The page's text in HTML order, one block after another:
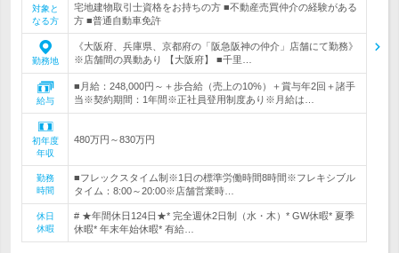
対象と
なる方
宅地建物取引士資格をお持ちの方 ■不動産売買仲介の経験がある
方 ■普通自動車免許
勤務地
《大阪府、兵庫県、京都府の「阪急阪神の仲介」店舗にて勤務》
※店舗間の異動あり 【大阪府】 ■千里…
給与
■月給：248,000円～＋歩合給（売上の10%）＋賞与年2回＋諸手
当※契約期間：1年間※正社員登用制度あり※月給は…
初年度
年収
480万円～830万円
勤務
時間
■フレックスタイム制※1日の標準労働時間8時間※フレキシブル
タイム：8:00～20:00※店舗営業時…
休日
休暇
# ★年間休日124日★* 完全週休2日制（水・木）* GW休暇* 夏季
休暇* 年末年始休暇* 有給…